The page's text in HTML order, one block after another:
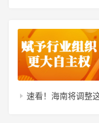
速看！海南将调整